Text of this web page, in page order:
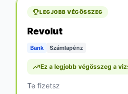
LEGJOBB VÉGÖSSZEG
Revolut
Bank Számlapénz
Ez a legjobb végösszeg a
Te fizetsz